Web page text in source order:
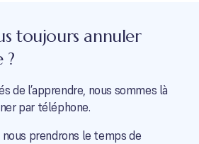
toujours annuler
?
de l’apprendre, nous sommes là
par téléphone.
prendrons le temps de